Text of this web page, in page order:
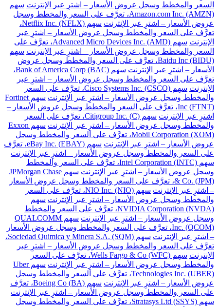
السعر والمخطط وسجل عروض الأسعار – اشترِ عبر الإنترنت سهم
Amazon.com Inc. (AMZN)، تعرَّف على السعر والمخطط وسجل
عروض الأسعار – اشترِ عبر الإنترنت
سهم Netflix Inc. (NFLX)،
تعرَّف على السعر والمخطط وسجل عروض الأسعار – اشترِ عبر
الإنترنت
سهم Advanced Micro Devices Inc. (AMD)، تعرَّف على
السعر والمخطط وسجل عروض الأسعار – اشترِ عبر الإنترنت سهم
Baidu Inc (BIDU)، تعرَّف على السعر والمخطط وسجل عروض
الأسعار – اشترِ عبر الإنترنت
سهم Bank of America Corp (BAC)،
تعرَّف على السعر والمخطط وسجل عروض الأسعار – اشترِ عبر
الإنترنت
سهم Cisco Systems Inc. (CSCO)، تعرَّف على السعر
والمخطط وسجل عروض الأسعار – اشترِ عبر الإنترنت
سهم Fortinet
Inc (FTNT)، تعرَّف على السعر والمخطط وسجل عروض الأسعار –
اشترِ عبر الإنترنت
سهم Citigroup Inc. (C)، تعرَّف على السعر
والمخطط وسجل عروض الأسعار – اشترِ عبر الإنترنت
سهم Exxon
Mobil Corporation (XOM)، تعرَّف على السعر والمخطط وسجل
عروض الأسعار – اشترِ عبر الإنترنت
سهم eBay Inc. (EBAY)، تعرَّف
على السعر والمخطط وسجل عروض الأسعار – اشترِ عبر الإنترنت
سهم Intel Corporation (INTC)، تعرَّف على السعر والمخطط
وسجل عروض الأسعار – اشترِ عبر الإنترنت
سهم JPMorgan Chase
& Co. (JPM)، تعرَّف على السعر والمخطط وسجل عروض الأسعار
– اشترِ عبر الإنترنت
سهم NIO Inc. (NIO)، تعرَّف على السعر
والمخطط وسجل عروض الأسعار – اشترِ عبر الإنترنت سهم
NVIDIA Corporation (NVDA)، تعرَّف على السعر والمخطط
وسجل عروض الأسعار – اشترِ عبر الإنترنت
سهم QUALCOMM
Inc. (QCOM)، تعرَّف على السعر والمخطط وسجل عروض الأسعار
– اشترِ عبر الإنترنت
سهم Sociedad Quimica y Minera S.A. (SQM)،
تعرَّف على السعر والمخطط وسجل عروض الأسعار – اشترِ عبر
الإنترنت
سهم Wells Fargo & Co (WFC)، تعرَّف على السعر
والمخطط وسجل عروض الأسعار – اشترِ عبر الإنترنت
سهم Uber
Technologies Inc. (UBER)، تعرَّف على السعر والمخطط وسجل
عروض الأسعار – اشترِ عبر الإنترنت
سهم Boeing Co (BA)، تعرَّف
على السعر والمخطط وسجل عروض الأسعار – اشترِ عبر الإنترنت
سهم Stratasys Ltd (SSYS)، تعرَّف على السعر والمخطط وسجل